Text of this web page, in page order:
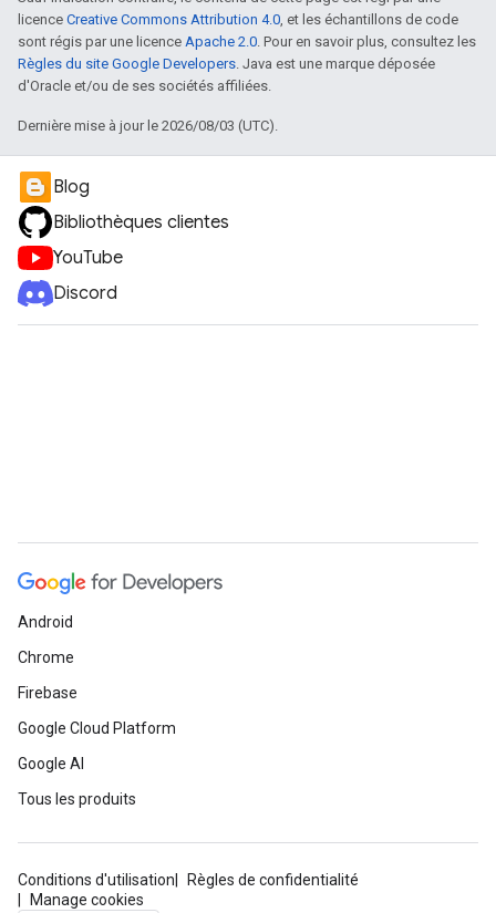
licence Creative Commons Attribution 4.0, et les échantillons de code
sont régis par une licence Apache 2.0. Pour en savoir plus, consultez les
Règles du site Google Developers. Java est une marque déposée
d'Oracle et/ou de ses sociétés affiliées.
Dernière mise à jour le 2026/08/03 (UTC).
Blog
Bibliothèques clientes
YouTube
Discord
Android
Chrome
Firebase
Google Cloud Platform
Google AI
Tous les produits
Conditions d'utilisation
Règles de confidentialité
Manage cookies